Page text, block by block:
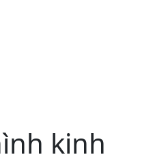
kinh